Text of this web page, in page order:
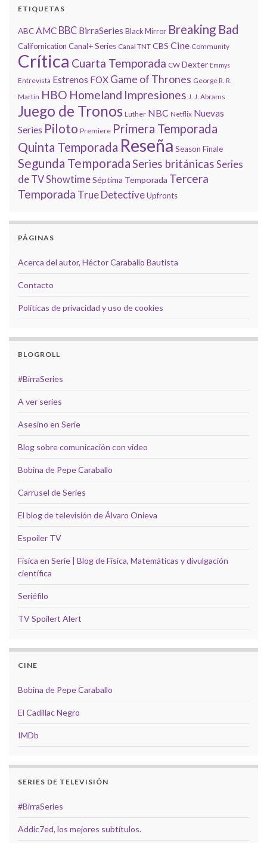
ETIQUETAS
ABCAMC BBC BirraSeries Black Mirror Breaking Bad
Californication Canal+ Series Canal TNT CBS Cine Community
Crítica Cuarta Temporada CW Dexter Emmys
Entrevista Estrenos FOX Game of Thrones George R. R.
Martin HBO Homeland Impresiones J. J. Abrams
Juego de Tronos Luther NBC Netflix Nuevas
Series Piloto Premiere Primera Temporada
Quinta Temporada Reseña Season Finale
Segunda TemporadaSeries británicas Series
de TVShowtimeSéptima Temporada Tercera
Temporada True DetectiveUpfronts
PÁGINAS
Acerca del autor, Héctor Caraballo Bautista
Contacto
Políticas de privacidad y uso de cookies
BLOGROLL
#BirraSeries
A ver series
Asesino en Serie
Blog sobre comunicación con video
Bobina de Pepe Caraballo
Carrusel de Series
El blog de televisión de Álvaro Onieva
Espoiler TV
Física en Serie | Blog de Física, Matemáticas y divulgación
científica
Seriéfilo
TV Spoilert Alert
CINE
Bobina de Pepe Caraballo
El Cadillac Negro
IMDb
SERIES DE TELEVISIÓN
#BirraSeries
Addic7ed, los mejores subtítulos.